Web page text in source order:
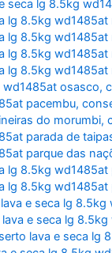
seca lg 8.5kg
lg 8.5kg
lg 8.5kg wd1485at
lg 8.5kg wd1485at
lg 8.5kg wd1485at
wd1485at osasco,
pacembu,
do morumbi,
parada de
parque das
lg 8.5kg wd1485at
lg 8.5kg wd1485at
e seca lg 8.5kg
e seca lg
lava e seca lg